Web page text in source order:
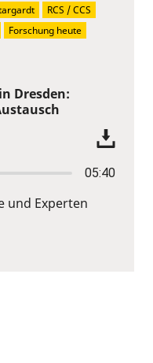
Dresden:
05:40
und Experten
RCS / CCS
Forschung heute